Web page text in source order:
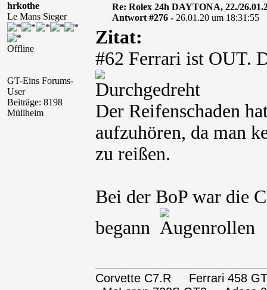
hrkothe
Le Mans Sieger
Offline
GT-Eins Forums-
User
Beiträge: 8198
Müllheim
Re: Rolex 24h DAYTONA, 22./
Antwort #276 - 26.01.20 um 18:31:55
Zitat:
#62 Ferrari ist OUT.
Der Reifenschaden
aufzuhören, da man
zu reißen.
Bei der BoP war die
begann
Corvette C7.R Ferrari 458